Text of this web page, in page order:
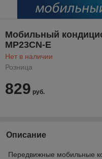
Мобильный
MP23CN-E
Нет в наличии
Розница
829 руб.
Описание
Передвижные мобильные